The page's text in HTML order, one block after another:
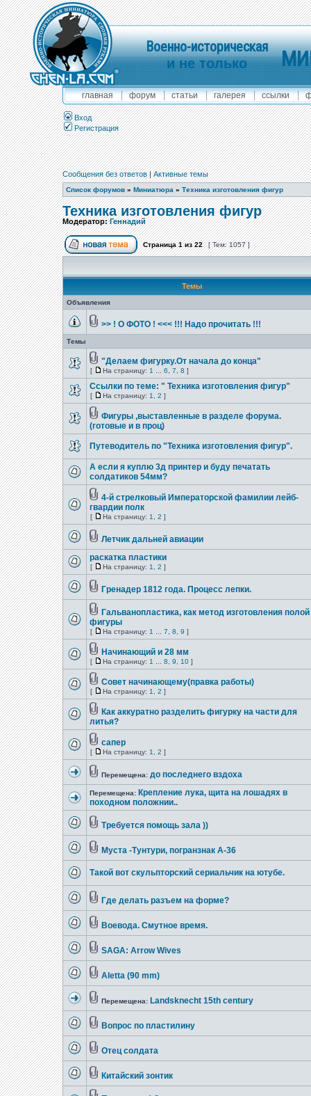
Военно-историческая
и не только
главная форум статьи галерея ссылки
Вход
Регистрация
Сообщения без ответов|Активные темы
Список форумов » Миниатюра » Техника изготовления фигур
Техника изготовления фигур
Модератор:Геннадий
Страница1из22 [ Тем: 1057 ]
Темы
Объявления
>> ! О ФОТО ! <<< !!! Надо прочитать !!!
Темы
"Делаем фигурку.От начала до конца"
[ На страницу: 1 6 7 8 ]
Ссылки по теме: " Техника изготовления фигур"
[ На страницу: 1 2 ]
Фигуры ,выставленные в разделе форума.
(готовые и в проц)
Путеводитель по "Техника изготовления фигур".
А если я куплю 3д принтер и буду печатать
солдатиков 54мм?
4-й стрелковый Императорской фамилии лейб-
гвардии полк
[ На страницу: 1 2 ]
Летчик дальней авиации
раскатка пластики
[ На страницу: 1 2 ]
Гренадер 1812 года. Процесс лепки.
Гальванопластика, как метод изготовления полой
фигуры
[ На страницу: 1 7 8 9 ]
Начинающий и 28 мм
[ На страницу: 1 8 9 10 ]
Совет начинающему(правка работы)
[ На страницу: 1 2 ]
Как аккуратно разделить фигурку на части для
литья?
сапер
[ На страницу: 1 2 ]
Перемещена: до последнего вздоха
Перемещена: Крепление лука, щита на лошадях в
походном положнии..
Требуется помощь зала ))
Муста -Тунтури, погранзнак А-36
Такой вот скульпторский сериальчик на ютубе.
Где делать разъем на форме?
Воевода. Смутное время.
SAGA: Arrow Wives
Aletta (90 mm)
Перемещена: Landsknecht 15th century
Вопрос по пластилину
Отец солдата
Китайский зонтик